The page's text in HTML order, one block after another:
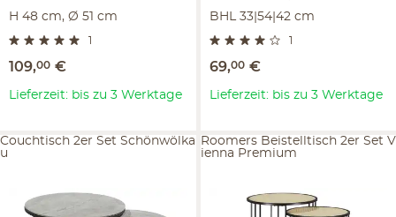
H 48 cm, Ø 51 cm
109,00 €
Lieferzeit: bis zu 3 Werktage
BHL 33|54|42 cm
69,00 €
Lieferzeit: bis zu 3 Werktage
Couchtisch 2er Set Schönwölka
u
Roomers Beistelltisch 2er Set V
ienna Premium